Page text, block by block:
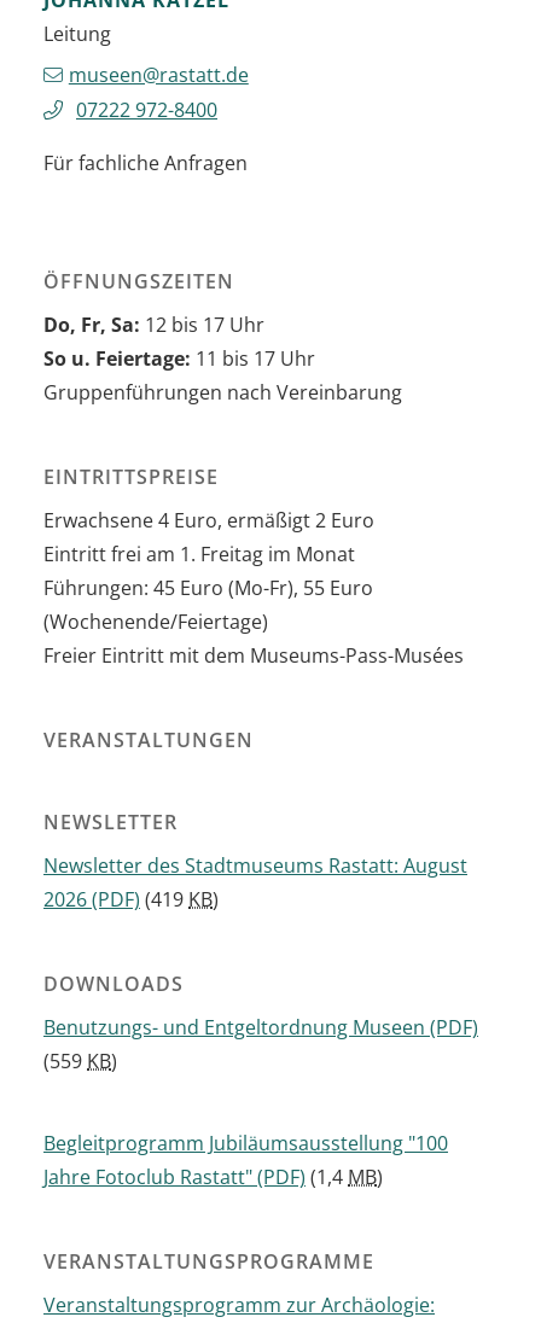
Leitung
museen@rastatt.de
07222 972-8400
Für fachliche Anfragen
ÖFFNUNGSZEITEN
Do, Fr, Sa: 12 bis 17 Uhr
So u. Feiertage: 11 bis 17 Uhr
Gruppenführungen nach Vereinbarung
EINTRITTSPREISE
Erwachsene 4 Euro, ermäßigt 2 Euro
Eintritt frei am 1. Freitag im Monat
Führungen: 45 Euro (Mo-Fr), 55 Euro
(Wochenende/Feiertage)
Freier Eintritt mit dem Museums-Pass-Musées
VERANSTALTUNGEN
NEWSLETTER
Newsletter des Stadtmuseums Rastatt: August
2026(PDF) (419 KB)
DOWNLOADS
Benutzungs- und Entgeltordnung Museen (PDF)
(559 KB)
Begleitprogramm Jubiläumsausstellung "100
Jahre Fotoclub Rastatt"(PDF) (1,4 MB)
VERANSTALTUNGSPROGRAMME
Veranstaltungsprogramm zur Archäologie: